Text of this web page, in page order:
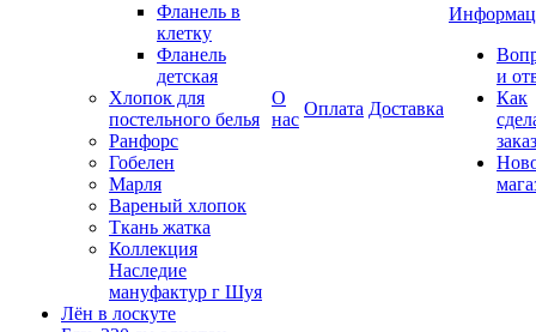
Фланель в
клетку
Фланель
детская
Хлопок для
постельного белья
Ранфорс
Гобелен
Марля
Вареный хлопок
Ткань жатка
Коллекция
Наследие
мануфактур г Шуя
Лён в лоскуте
О
нас
Оплата Доставка
и
Как
заказ